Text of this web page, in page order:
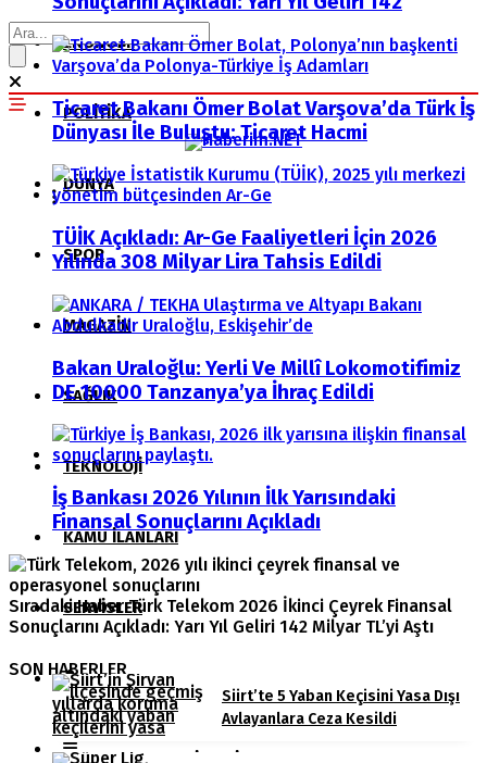
EKONOMI
POLITIKA
DÜNYA
SPOR
MAGAZIN
SAĞLIK
TEKNOLOJI
KAMU İLANLARI
SERVISLER
NÖBETÇI ECZANELER
Ticaret Bakanı Ömer Bolat Varşova’da Türk İş
Dünyası İle Buluştu: Ticaret Hacmi
TÜİK Açıkladı: Ar-Ge Faaliyetleri İçin 2026
Yılında 308 Milyar Lira Tahsis Edildi
Bakan Uraloğlu: Yerli Ve Millî Lokomotifimiz
DE 10000 Tanzanya’ya İhraç Edildi
İş Bankası 2026 Yılının İlk Yarısındaki
Finansal Sonuçlarını Açıkladı
Sıradaki Haber Türk Telekom 2026 İkinci Çeyrek Finansal
Sonuçlarını Açıkladı: Yarı Yıl Geliri 142 Milyar TL’yi Aştı
SON HABERLER
Siirt’te 5 Yaban Keçisini Yasa Dışı
Avlayanlara Ceza Kesildi